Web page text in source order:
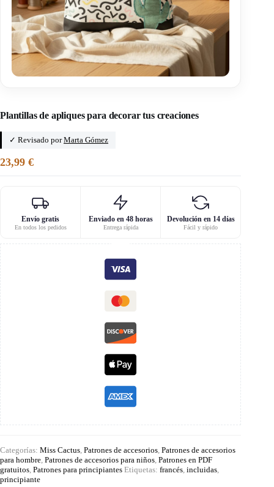
Plantillas de apliques para decorar tus creaciones
✓ Revisado porMarta Gómez
23,99 €
Envío gratis
En todos los pedidos
Enviado en 48 horas
Entrega rápida
Devolución en 14 días
Fácil y rápido
Categorías: Miss Cactus Patrones de accesorios Patrones de accesorios
para hombre Patrones de accesorios para niños Patrones en PDF
gratuitos Patrones para principiantes Etiquetas: francés incluidas
principiante